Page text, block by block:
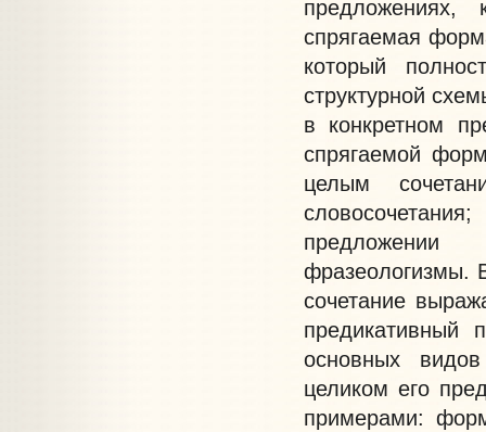
спрягаемая
который
структурной
в конкретном
спрягаемой
целым
предложении
фразеологизмы.
сочетание
основных
целиком его
примерами: